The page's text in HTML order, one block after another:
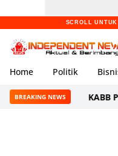
SCROLL
Home Politik
BREAKING NEWS
KABB